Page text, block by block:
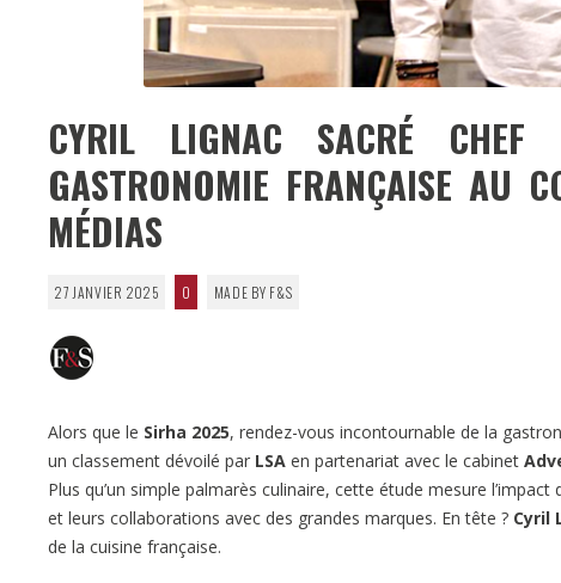
CYRIL LIGNAC SACRÉ
GASTRONOMIE FRANÇAISE AU
MÉDIAS
27 JANVIER 2025 0 MADE BY F&S
Alors que le Sirha 2025, rendez-vous incontournable de la
un classement dévoilé par LSA en partenariat avec le cabinet
Plus qu’un simple palmarès culinaire, cette étude mesure l’impact
et leurs collaborations avec des grandes marques. En tête ? Cyril
de la cuisine française.